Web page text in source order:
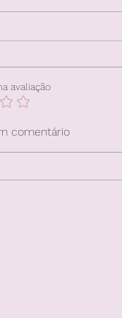
para Casais e
avaliação
comentário